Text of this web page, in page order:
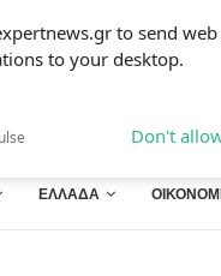
to send web
to your desktop.
Don't
ΕΛΛΑΔΑ